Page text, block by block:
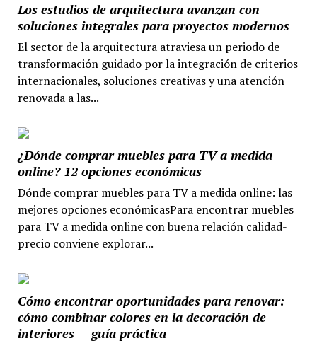
Los estudios de arquitectura avanzan con
soluciones integrales para proyectos modernos
El sector de la arquitectura atraviesa un periodo de
transformación guidado por la integración de criterios
internacionales, soluciones creativas y una atención
renovada a las...
¿Dónde comprar muebles para TV a medida
online? 12 opciones económicas
Dónde comprar muebles para TV a medida online: las
mejores opciones económicasPara encontrar muebles
para TV a medida online con buena relación calidad-
precio conviene explorar...
Cómo encontrar oportunidades para renovar:
cómo combinar colores en la decoración de
interiores — guía práctica